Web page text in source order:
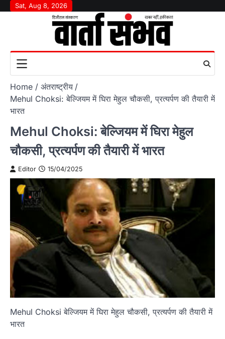
SkipSat, Aug 8, 2026
Home
अंतराष्‍ट्रीय
Mehul Choksi: बेल्जियम में घिरा मेहुल चौकसी, प्रत्यर्पण की तैयारी में
भारत
Mehul Choksi: बेल्जियम में घिरा मेहुल
चौकसी, प्रत्यर्पण की तैयारी में भारत
Editor 15/04/2025
Mehul Choksi बेल्जियम में घिरा मेहुल चौकसी, प्रत्यर्पण की तैयारी में
भारत